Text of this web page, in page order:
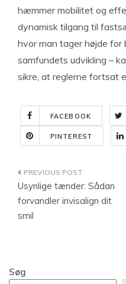
hæmmer mobilitet og
dynamisk tilgang til
hvor man tager højde for
samfundets udvikling –
sikre, at reglerne fortsat
FACEBOOK
PINTEREST
Usynlige tænder: Sådan
forvandler invisalign dit
smil
Søg